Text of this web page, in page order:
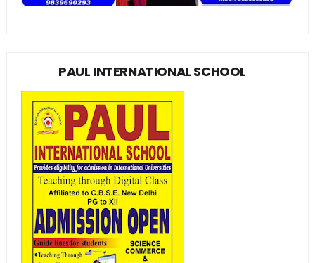
PAUL INTERNATIONAL SCHOOL